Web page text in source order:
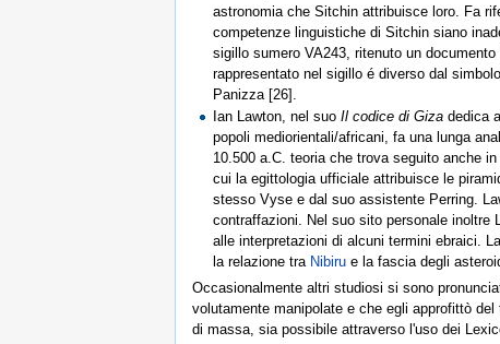
astronomia che Sitchin attribuisce loro. Fa
competenze linguistiche di Sitchin siano
sigillo sumero VA243, ritenuto un
rappresentato nel sigillo é diverso dal
Panizza [26].
Ian Lawton, nel suoIl codice di Giza dedica
popoli mediorientali/africani, fa una lunga
10.500 a.C. teoria che trova seguito anche
cui la egittologia ufficiale attribuisce le
stesso Vyse e dal suo assistente Perring.
contraffazioni. Nel suo sito personale inoltre
alle interpretazioni di alcuni termini ebraici.
la relazione tra Nibiru e la fascia degli
Occasionalmente altri studiosi si sono
volutamente manipolate e che egli approfittò
di massa, sia possibile attraverso l'uso dei